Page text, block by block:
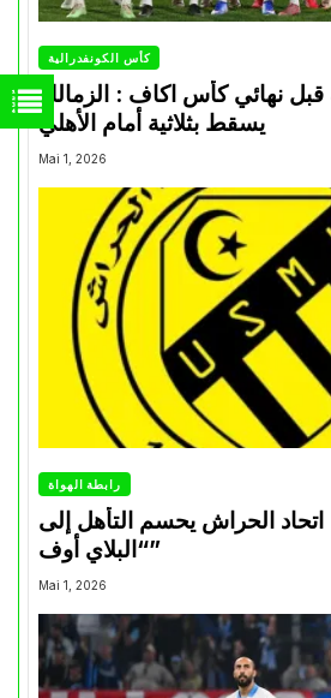
كأس الكونفدرالية
قبل نهائي كأس اكاف : الزمالك
Mai 1, 2026
رابطة الهواة
: اتحاد الحراش يحسم التأهل إلى
“البلاي أوف”
Mai 1, 2026